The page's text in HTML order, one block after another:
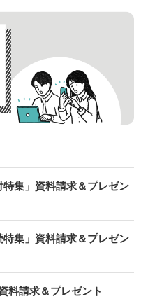
集」資料請求＆プレゼン
集」資料請求＆プレゼン
料請求＆プレゼント